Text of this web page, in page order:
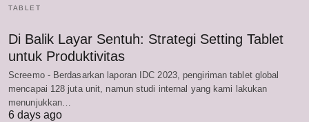
TABLET
Di Balik Layar Sentuh: Strategi Setting Tablet
untuk Produktivitas
Screemo - Berdasarkan laporan IDC 2023, pengiriman tablet global
mencapai 128 juta unit, namun studi internal yang kami lakukan
menunjukkan…
6 days ago